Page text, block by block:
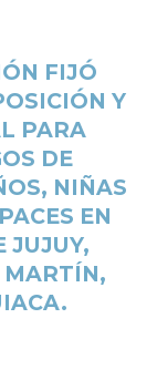
FIJÓ
Y
PARA
DE
NIÑAS
EN
JUJUY,
MARTÍN,